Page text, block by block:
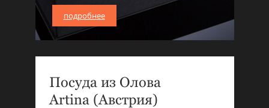
подробнее
Посуда из Олова
Artina (Австрия)